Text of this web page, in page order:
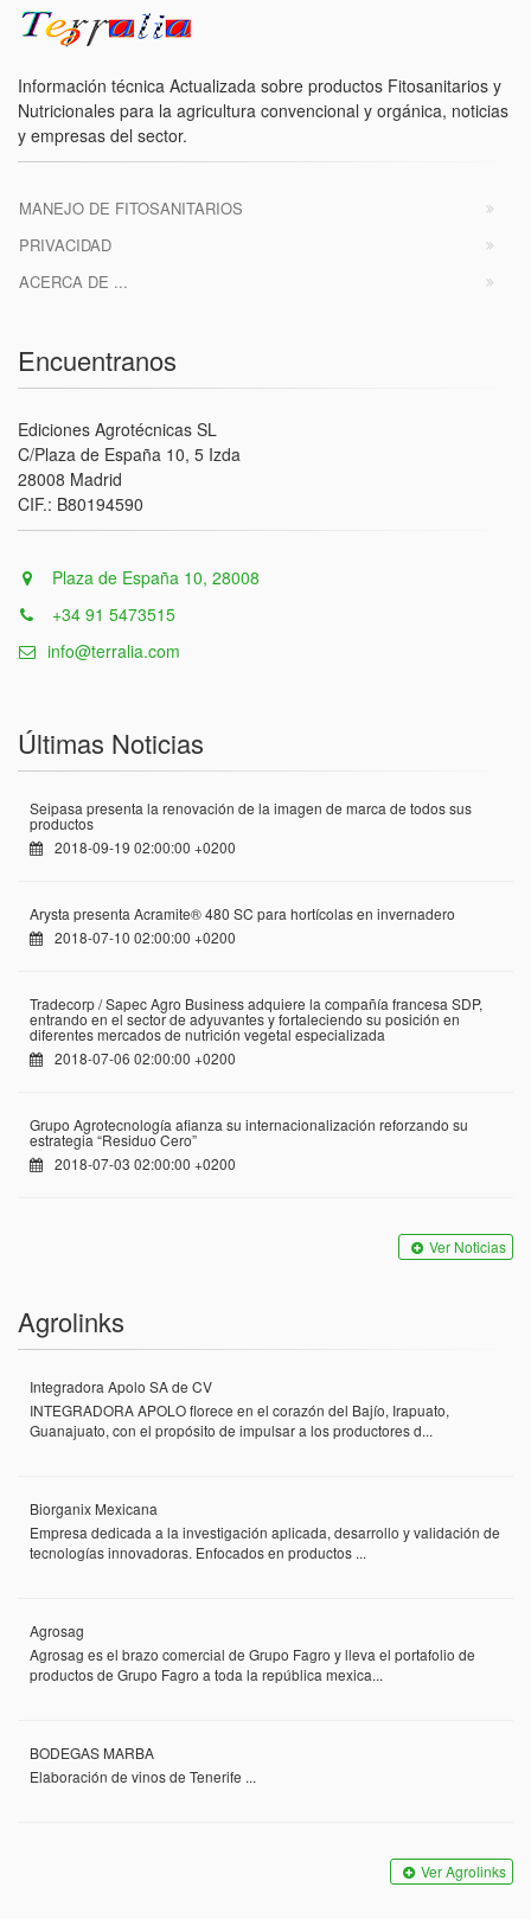
Información técnica Actualizada sobre productos Fitosanitarios y
Nutricionales para la agricultura convencional y orgánica, noticias
y empresas del sector.
MANEJO DE FITOSANITARIOS
PRIVACIDAD
ACERCA DE ...
Encuentranos
Ediciones Agrotécnicas SL
C/Plaza de España 10, 5 Izda
28008 Madrid
CIF.: B80194590
Plaza de España 10, 28008
+34 91 5473515
info@terralia.com
Últimas Noticias
Seipasa presenta la renovación de la imagen de marca de todos sus
productos
2018-09-19 02:00:00 +0200
Arysta presenta Acramite® 480 SC para hortícolas en invernadero
2018-07-10 02:00:00 +0200
Tradecorp / Sapec Agro Business adquiere la compañía francesa SDP,
entrando en el sector de adyuvantes y fortaleciendo su posición en
diferentes mercados de nutrición vegetal especializada
2018-07-06 02:00:00 +0200
Grupo Agrotecnología afianza su internacionalización reforzando su
estrategia “Residuo Cero”
2018-07-03 02:00:00 +0200
Ver Noticias
Agrolinks
Integradora Apolo SA de CV
INTEGRADORA APOLO florece en el corazón del Bajío, Irapuato,
Guanajuato, con el propósito de impulsar a los productores d...
Biorganix Mexicana
Empresa dedicada a la investigación aplicada, desarrollo y validación de
tecnologías innovadoras. Enfocados en productos ...
Agrosag
Agrosag es el brazo comercial de Grupo Fagro y lleva el portafolio de
productos de Grupo Fagro a toda la república mexica...
BODEGAS MARBA
Elaboración de vinos de Tenerife ...
Ver Agrolinks